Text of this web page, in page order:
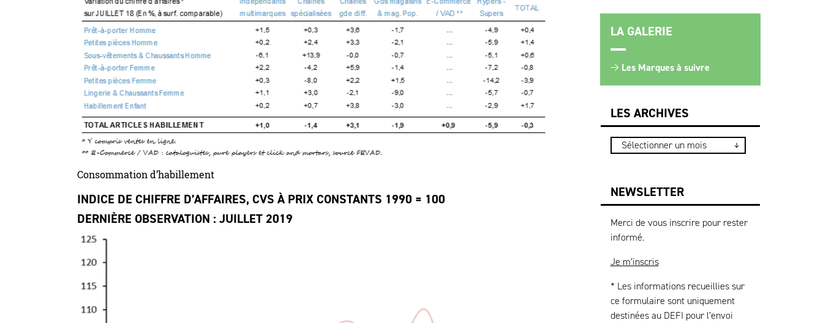
Consommation d’habillement
INDICE DE CHIFFRE D’AFFAIRES, CVS À PRIX CONSTANTS 1990 = 100
DERNIÈRE OBSERVATION : JUILLET 2019
LA GALERIE
Les Marques à suivre
LES ARCHIVES
NEWSLETTER
Merci de vous inscrire pour rester
informé.
Je m’inscris
* Les informations recueillies sur
ce formulaire sont uniquement
destinées au DEFI pour l’envoi